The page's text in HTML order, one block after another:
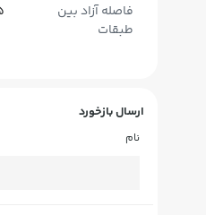
فاصله آزاد بین
طبقات
ارسال بازخورد
نام